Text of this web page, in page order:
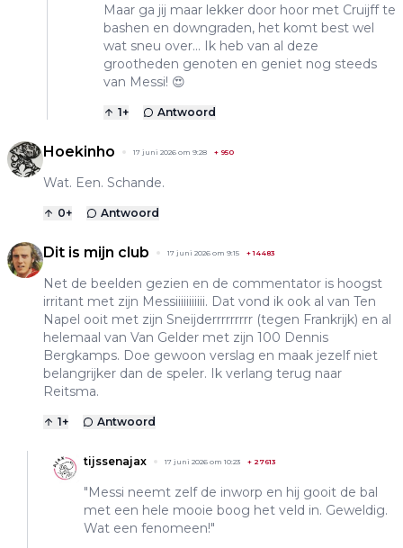
Maar ga jij maar lekker door hoor met Cruijff te
bashen en downgraden, het komt best wel
wat sneu over... Ik heb van al deze
grootheden genoten en geniet nog steeds
van Messi! 😍
1+ Antwoord
Hoekinho 17 juni 2026 om 9:28 + 950
Wat. Een. Schande.
0+ Antwoord
Dit is mijn club 17 juni 2026 om 9:15 +14483
Net de beelden gezien en de commentator is hoogst
irritant met zijn Messiiiiiiiiiii. Dat vond ik ook al van Ten
Napel ooit met zijn Sneijderrrrrrrrr (tegen Frankrijk) en al
helemaal van Van Gelder met zijn 100 Dennis
Bergkamps. Doe gewoon verslag en maak jezelf niet
belangrijker dan de speler. Ik verlang terug naar
Reitsma.
1+ Antwoord
tijssenajax 17 juni 2026 om 10:23 + 27613
"Messi neemt zelf de inworp en hij gooit de bal
met een hele mooie boog het veld in. Geweldig.
Wat een fenomeen!"